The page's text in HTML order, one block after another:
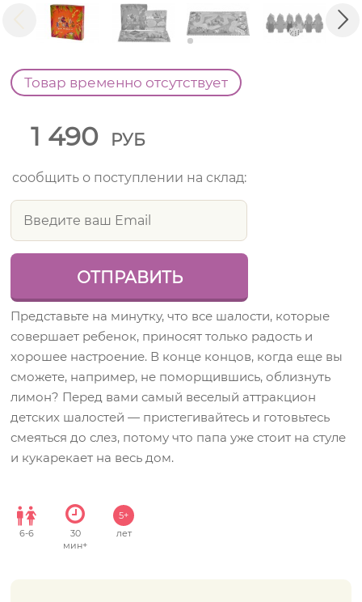
Товар временно отсутствует
1 490 РУБ
сообщить о поступлении на склад:
Представьте на минутку, что все шалости, которые
совершает ребенок, приносят только радость и
хорошее настроение. В конце концов, когда еще вы
сможете, например, не поморщившись, облизнуть
лимон? Перед вами самый веселый аттракцион
детских шалостей — пристегивайтесь и готовьтесь
смеяться до слез, потому что папа уже стоит на стуле
и кукарекает на весь дом.
6-6
30
мин+
5+
лет